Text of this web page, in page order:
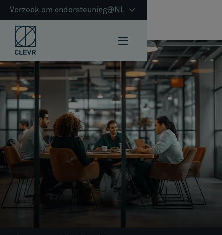
Verzoek om ondersteuning NL